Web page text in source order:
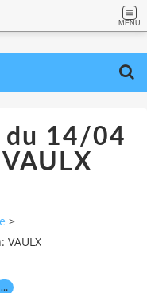
MENU
du 14/04
>
VAULX
…